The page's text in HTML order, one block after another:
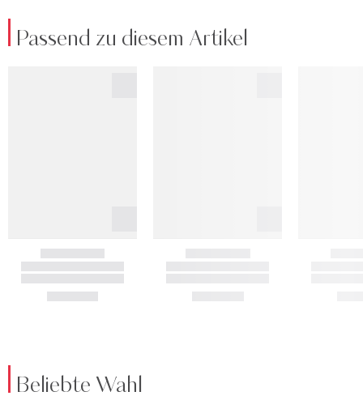
Passend zu diesem Artikel
Beliebte Wahl